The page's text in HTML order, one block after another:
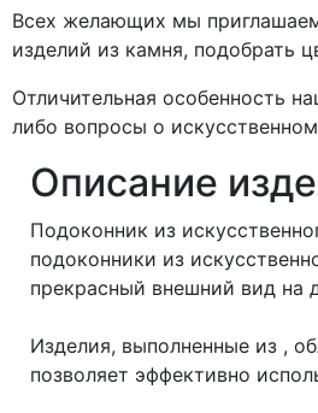
Всех желающих мы
изделий из камня, подобрать
Отличительная особенность
либо вопросы о
Описание
Подоконник из
подоконники из
прекрасный внешний вид на
Изделия, выполненные из ,
позволяет эффективно